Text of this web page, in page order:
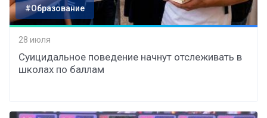
#Образование
28 июля
Суицидальное поведение начнут отслеживать в
школах по баллам